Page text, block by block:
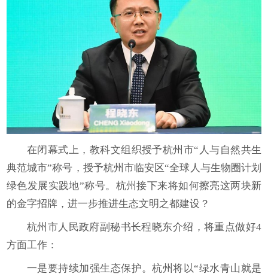
在闭幕式上，教科文组织授予杭州市“人与自然共生
典范城市”称号，授予杭州市临安区“全球人与生物圈计划
绿色发展实践地”称号。杭州接下来将如何擦亮这两块新
的金字招牌，进一步推进生态文明之都建设？
杭州市人民政府副秘书长程晓东介绍，将重点做好4
方面工作：
一是要持续加强生态保护。杭州将以“绿水青山就是